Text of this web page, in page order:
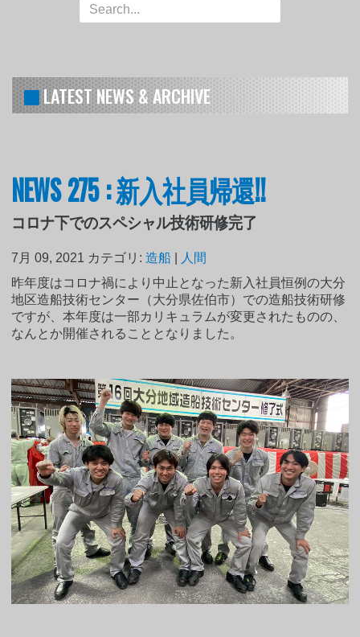
LATEST NEWS & ARCHIVE
NEWS 275 : 新入社員帰還!!
コロナ下でのスペシャル技術研修完了
7月 09, 2021 カテゴリ:造船
人間
昨年度はコロナ禍により中止となった新入社員恒例の大分
地区造船技術センター（大分県佐伯市）での造船技術研修
ですが、本年度は一部カリキュラムが変更されたものの、
なんとか開催されることとなりました。